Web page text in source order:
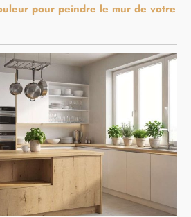
pour peindre le mur de votre